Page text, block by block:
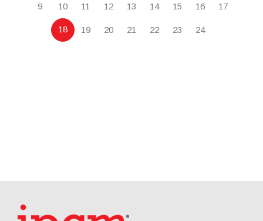
9 10 11 12 13 14 15 16 17
18 19 20 21 22 23 24